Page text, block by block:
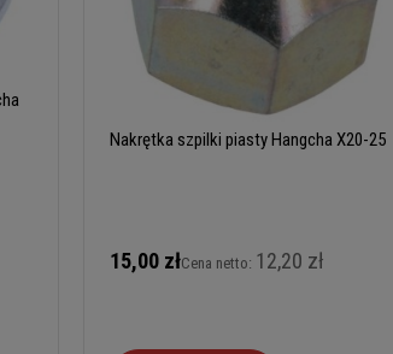
Nakrętka szpilki piasty Hangcha X20-25
15,00 złCena netto: 12,20 zł